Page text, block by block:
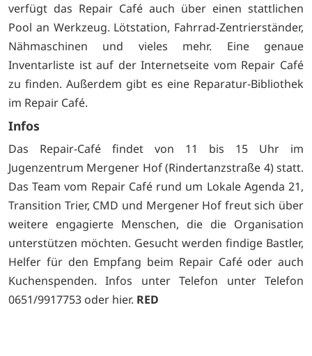
verfügt das Repair Café auch über einen stattlichen
Pool an Werkzeug. Lötstation, Fahrrad-Zentrierständer,
Nähmaschinen und vieles mehr. Eine genaue
Inventarliste ist auf der Internetseite vom Repair Café
zu finden. Außerdem gibt es eine Reparatur-Bibliothek
im Repair Café.
Infos
Das Repair-Café findet von 11 bis 15 Uhr im
Jugenzentrum Mergener Hof (Rindertanzstraße 4) statt.
Das Team vom Repair Café rund um Lokale Agenda 21,
Transition Trier, CMD und Mergener Hof freut sich über
weitere engagierte Menschen, die die Organisation
unterstützen möchten. Gesucht werden findige Bastler,
Helfer für den Empfang beim Repair Café oder auch
Kuchenspenden.
Infos unter Telefon unter Telefon
0651/9917753 oder hier. RED